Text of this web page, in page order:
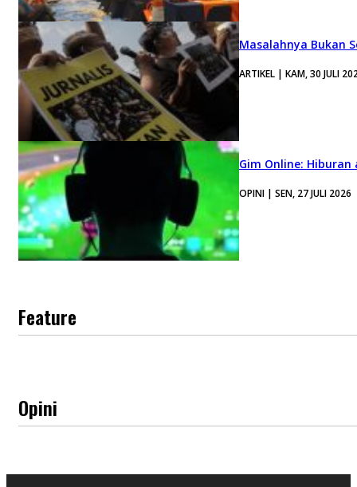
Masalahnya Bukan
ARTIKEL | KAM, 30 JULI
Gim Online:
OPINI | SEN, 27 JULI 2026
Feature
Opini